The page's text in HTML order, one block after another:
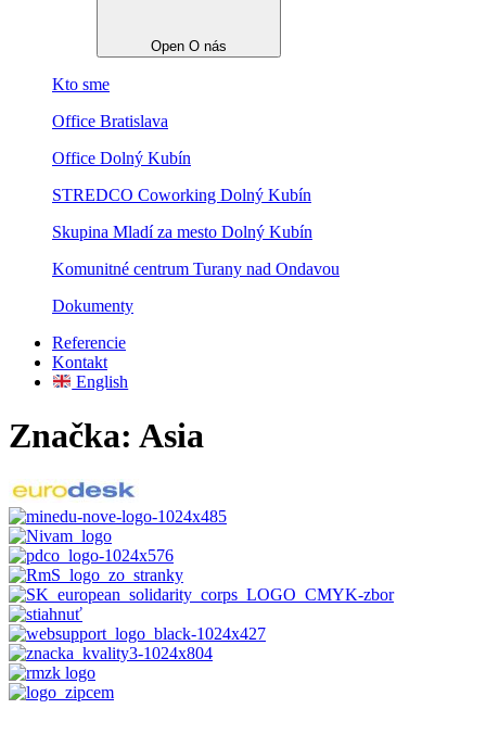
Open O nás
Kto sme
Office Bratislava
Office Dolný Kubín
STREDCO Coworking Dolný Kubín
Skupina Mladí za mesto Dolný Kubín
Komunitné centrum Turany nad Ondavou
Dokumenty
Referencie
Kontakt
English
Značka: Asia